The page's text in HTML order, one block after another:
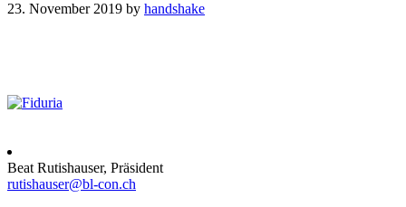
23. November 2019 by handshake
Beat Rutishauser, Präsident
rutishauser@bl-con.ch